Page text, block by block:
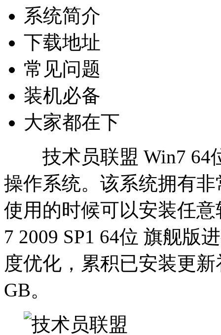
系统简介
下载地址
常见问题
装机必备
大家都在下
技术员联盟 Win7 64
操作系统。该系统拥有
使用的时候可以安装任
7 2009 SP1 64位 旗舰版
度优化，累积已安装更
GB。